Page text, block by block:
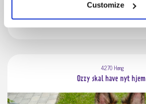
Customize
4270 Høng
Ozzy skal have nyt hjem